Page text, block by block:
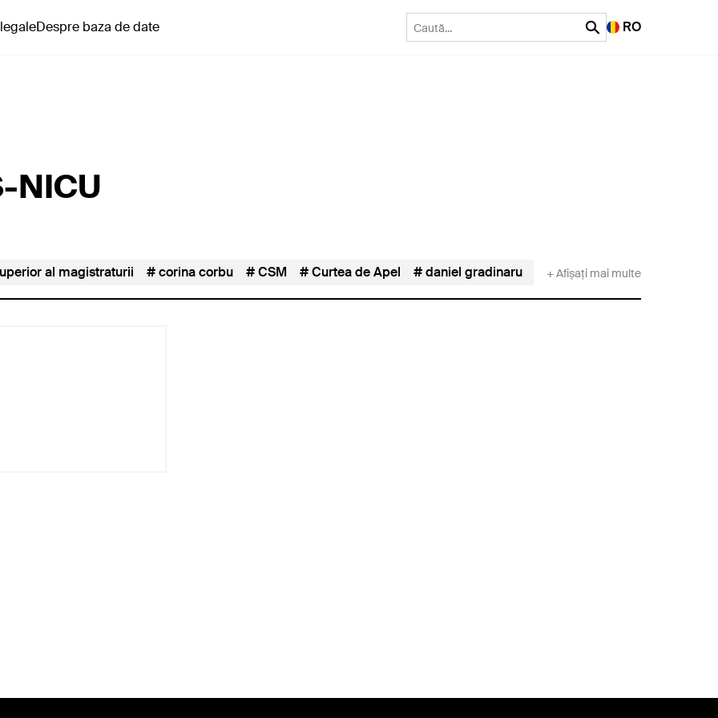
Despre baza de date RO
NICU
al magistraturii corina corbu CSM Curtea de Apel daniel gradinaru Daniel Horodniceanu
+ Afișați mai multe